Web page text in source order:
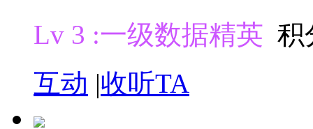
Lv 3 :一级数据精英 积
互动 |收听TA